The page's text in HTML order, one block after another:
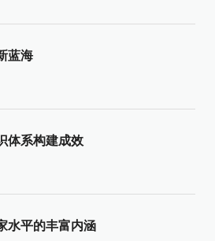
蓝海
体系构建成效
水平的丰富内涵